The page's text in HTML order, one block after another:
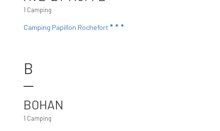
1 Camping
Camping Papillon Rochefort
B
BOHAN
1 Camping